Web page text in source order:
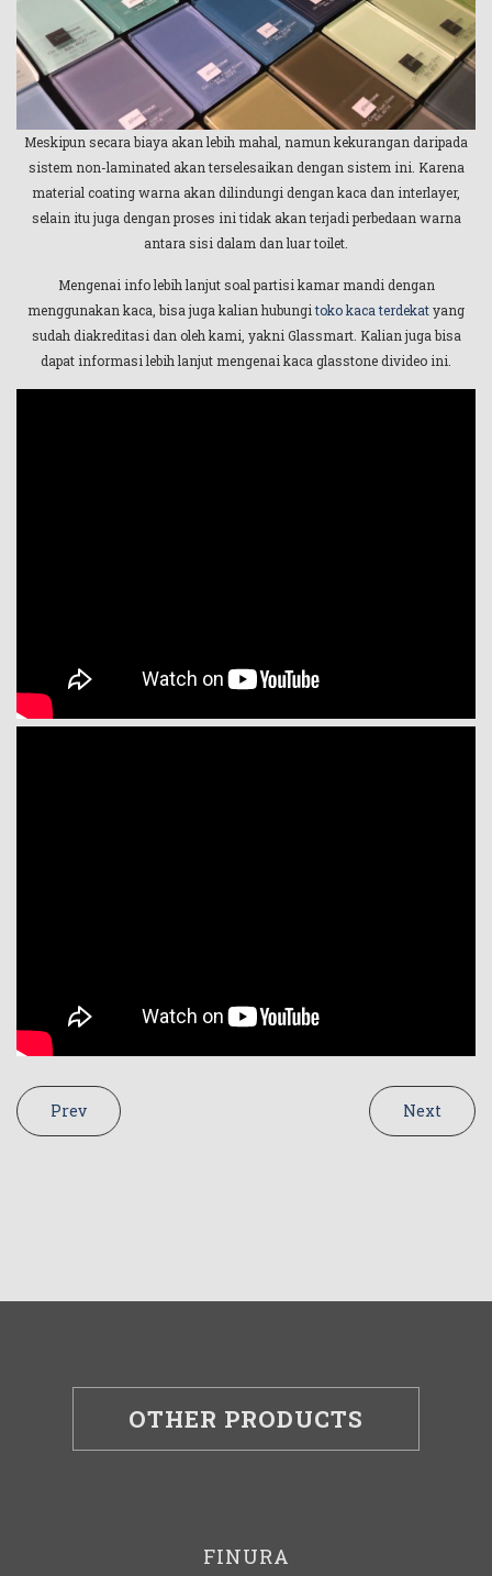
Meskipun secara biaya akan lebih mahal, namun kekurangan daripada
sistem non-laminated akan terselesaikan dengan sistem ini. Karena
material coating warna akan dilindungi dengan kaca dan interlayer,
selain itu juga dengan proses ini tidak akan terjadi perbedaan warna
antara sisi dalam dan luar toilet.
Mengenai info lebih lanjut soal partisi kamar mandi dengan
menggunakan kaca, bisa juga kalian hubungitoko kaca terdekatyang
sudah diakreditasi dan oleh kami, yakni Glassmart. Kalian juga bisa
dapat informasi lebih lanjut mengenai kaca glasstone divideo ini.
Prev Next
OTHER PRODUCTS
FINURA